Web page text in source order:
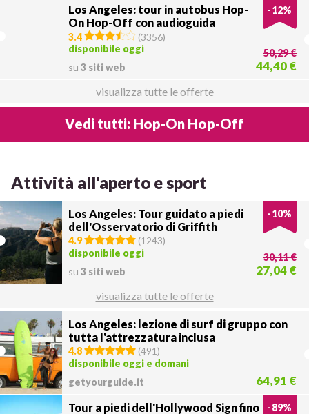
Los Angeles: tour in autobus Hop-
On Hop-Off con audioguida
-12%
3.4 (3356)
disponibile oggi
su 3 siti web
50,29 €
44,40 €
visualizza tutte le offerte
Vedi tutti: Hop-On Hop-Off
Attività all'aperto e sport
Los Angeles: Tour guidato a piedi
dell'Osservatorio di Griffith
-10%
4.9 (1243)
disponibile oggi
su 3 siti web
30,11 €
27,04 €
visualizza tutte le offerte
Los Angeles: lezione di surf di gruppo con
tutta l'attrezzatura inclusa
4.8 (491)
disponibile oggi e domani
getyourguide.it
64,91 €
Tour a piedi dell'Hollywood Sign fino
-89%